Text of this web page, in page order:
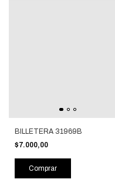
BILLETERA 31969B
$7.000,00
Comprar